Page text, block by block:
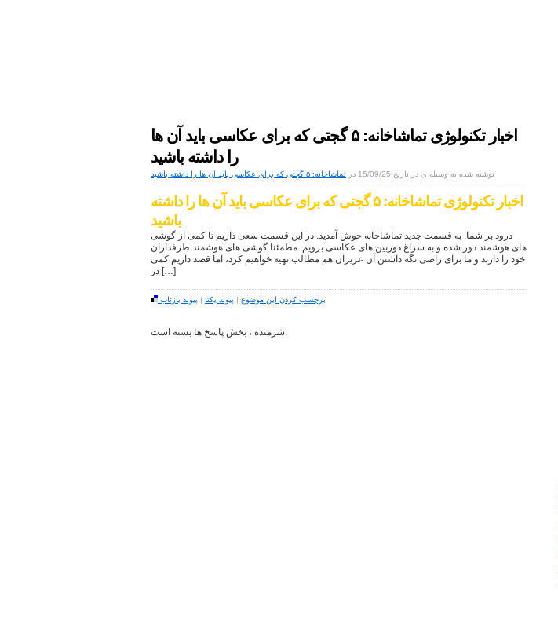
اخبار تکنولوژی تماشاخانه: ۵ گجتی که برای عکاسی باید آن ها
را داشته باشید
نوشته شده به وسیله ی در تاریخ 15/09/25 در تماشاخانه: ۵ گجتی که برای عکاسی باید آن ها را داشته باشید
اخبار تکنولوژی تماشاخانه: ۵ گجتی که برای عکاسی باید آن ها را داشته
باشید
درود بر شما. به قسمت جدید تماشاخانه خوش آمدید. در این قسمت سعی داریم تا کمی از گوشی
های هوشمند دور شده و به سراغ دوربین های عکاسی برویم. مطمئنا گوشی های هوشمند طرفداران
خود را دارند و ما برای راضی نگه داشتن آن عزیزان هم مطالب تهیه خواهیم کرد، اما قصد داریم کمی
در […]
برچسب کردن این موضوع | پیوند یکتا | پیوند بازتاب
شرمنده ، بخش پاسخ ها بسته است.